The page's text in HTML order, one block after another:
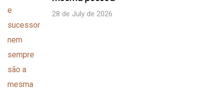
28 de July de 2026